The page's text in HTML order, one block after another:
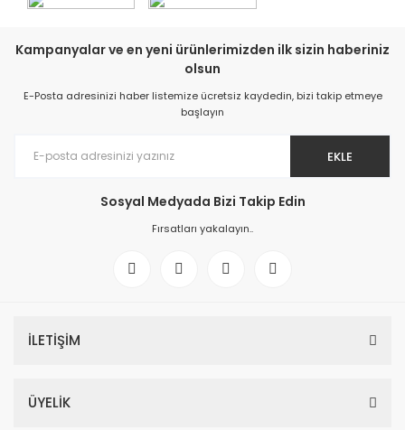
Kampanyalar ve en yeni ürünlerimizden ilk sizin haberiniz
olsun
E-Posta adresinizi haber listemize ücretsiz kaydedin, bizi takip etmeye
başlayın
EKLE
Sosyal Medyada Bizi Takip Edin
Fırsatları yakalayın..
İLETİŞİM
ÜYELİK